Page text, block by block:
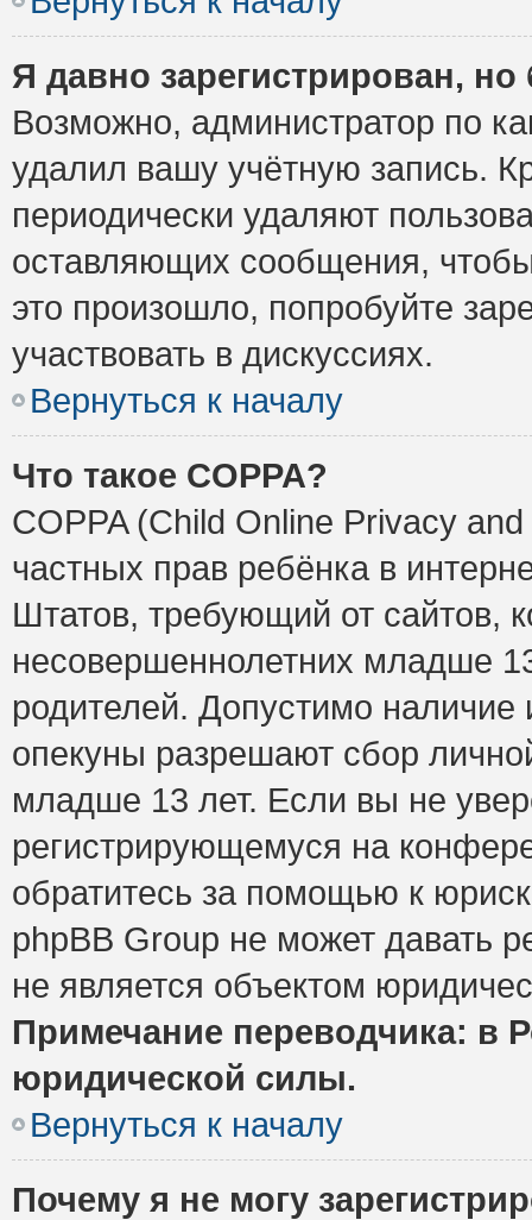
Я давно зарегистрирован,
Возможно, администратор по
удалил вашу учётную запись.
периодически удаляют
оставляющих сообщения,
это произошло, попробуйте
участвовать в дискуссиях.
Вернуться к началу
Что такое COPPA?
COPPA (Child Online Privacy
частных прав ребёнка в
Штатов, требующий от сайтов,
несовершеннолетних младше
родителей. Допустимо наличие
опекуны разрешают сбор
младше 13 лет. Если вы не
регистрирующемуся на
обратитесь за помощью к
phpBB Group не может давать
не является объектом
Примечание переводчика: в
юридической силы.
Вернуться к началу
Почему я не могу